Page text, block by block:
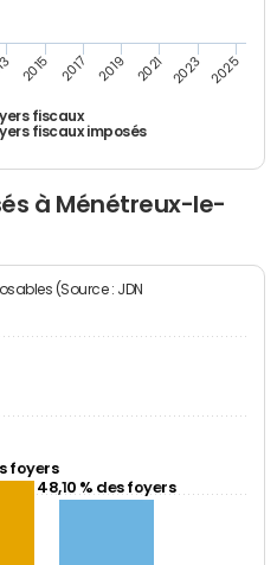
fiscaux
fiscaux imposés
2015 2017 2019 2021 2023 2025
à Ménétreux-le-
(Source : JDN
foyers
48,10 % des foyers